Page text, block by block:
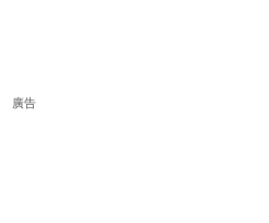
廣告